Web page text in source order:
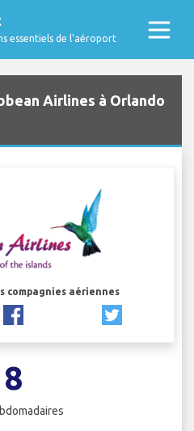
essentiels de l’aéroport
Airlines à Orlando
compagnies aériennes
8